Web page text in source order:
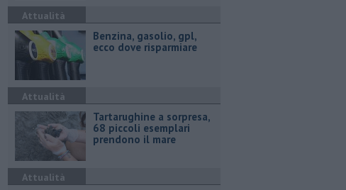
Attualità
​Benzina, gasolio, gpl,
ecco dove risparmiare
Attualità
Tartarughine a sorpresa,
68 piccoli esemplari
prendono il mare
Attualità